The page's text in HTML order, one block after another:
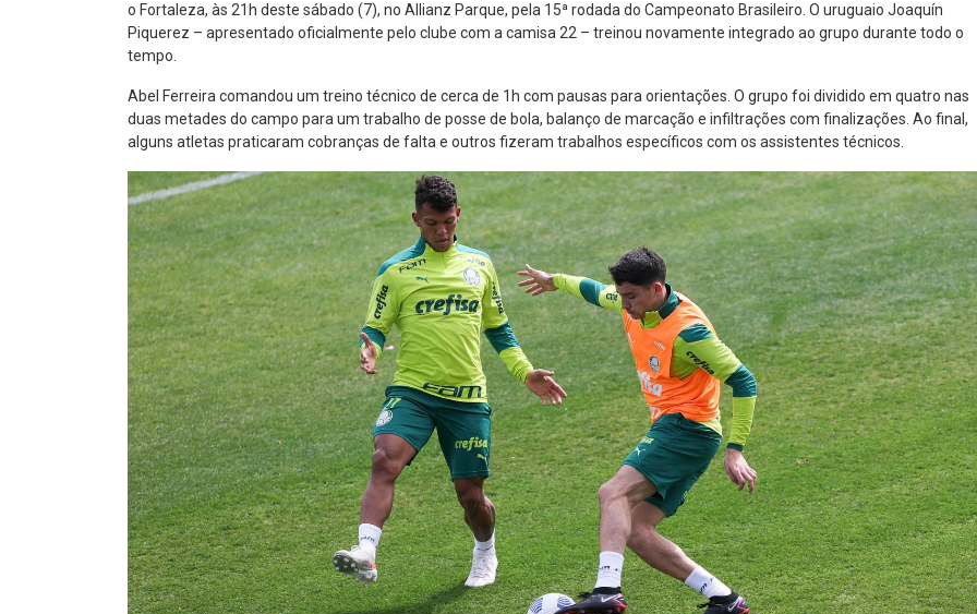
o Fortaleza, às 21h deste sábado (7), no Allianz Parque, pela 15ª rodada do Campeonato Brasileiro. O uruguaio Joaquín
Piquerez – apresentado oficialmente pelo clube com a camisa 22 – treinou novamente integrado ao grupo durante todo o
tempo.
Abel Ferreira comandou um treino técnico de cerca de 1h com pausas para orientações. O grupo foi dividido em quatro nas
duas metades do campo para um trabalho de posse de bola, balanço de marcação e infiltrações com finalizações. Ao final,
alguns atletas praticaram cobranças de falta e outros fizeram trabalhos específicos com os assistentes técnicos.
PLANO PRATA PLANO ESPECIAL PLANO PRATA SUPERIOR